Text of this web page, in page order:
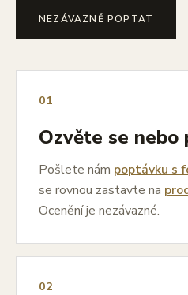
NEZÁVAZNĚ POPTAT
01
Ozvěte se nebo
Pošlete nám poptávku s
se rovnou zastavte na
Ocenění je nezávazné.
02